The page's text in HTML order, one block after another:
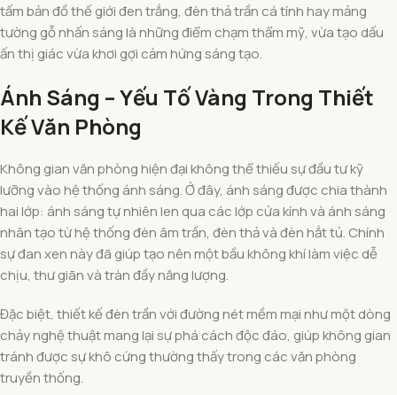
tấm bản đồ thế giới đen trắng, đèn thả trần cá tính hay mảng
tường gỗ nhấn sáng là những điểm chạm thẩm mỹ, vừa tạo dấu
ấn thị giác vừa khơi gợi cảm hứng sáng tạo.
Ánh Sáng – Yếu Tố Vàng Trong Thiết
Kế Văn Phòng
Không gian văn phòng hiện đại không thể thiếu sự đầu tư kỹ
lưỡng vào hệ thống ánh sáng. Ở đây, ánh sáng được chia thành
hai lớp: ánh sáng tự nhiên len qua các lớp cửa kính và ánh sáng
nhân tạo từ hệ thống đèn âm trần, đèn thả và đèn hắt tủ. Chính
sự đan xen này đã giúp tạo nên một bầu không khí làm việc dễ
chịu, thư giãn và tràn đầy năng lượng.
Đặc biệt, thiết kế đèn trần với đường nét mềm mại như một dòng
chảy nghệ thuật mang lại sự phá cách độc đáo, giúp không gian
tránh được sự khô cứng thường thấy trong các văn phòng
truyền thống.